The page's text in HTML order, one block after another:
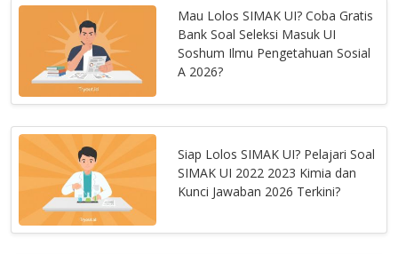
Mau Lolos SIMAK UI? Coba Gratis
Bank Soal Seleksi Masuk UI
Soshum Ilmu Pengetahuan Sosial
A 2026?
Siap Lolos SIMAK UI? Pelajari Soal
SIMAK UI 2022 2023 Kimia dan
Kunci Jawaban 2026 Terkini?